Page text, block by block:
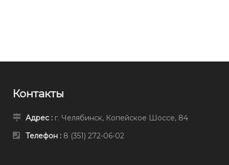
Контакты
Адрес : г. Челябинск, Копейское Шоссе, 84
Телефон : 8 (351) 272-06-02